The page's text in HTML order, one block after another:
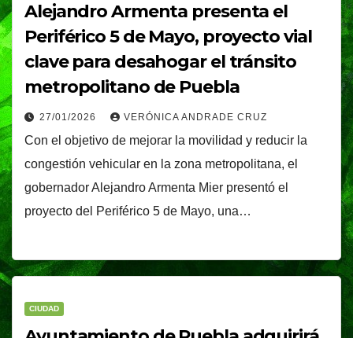
Alejandro Armenta presenta el
Periférico 5 de Mayo, proyecto vial
clave para desahogar el tránsito
metropolitano de Puebla
27/01/2026 VERÓNICA ANDRADE CRUZ
Con el objetivo de mejorar la movilidad y reducir la
congestión vehicular en la zona metropolitana, el
gobernador Alejandro Armenta Mier presentó el
proyecto del Periférico 5 de Mayo, una…
CIUDAD